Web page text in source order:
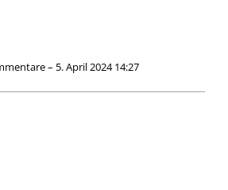
– 5. April 2024 14:27